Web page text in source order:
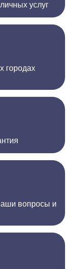
услуг
городах
вопросы и